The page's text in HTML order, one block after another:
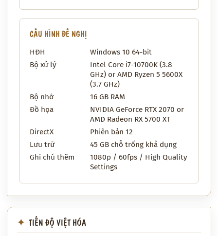
CẤU HÌNH ĐỀ NGHỊ
HĐH
Windows 10 64-bit
Bộ xử lý
Intel Core i7-10700K (3.8
GHz) or AMD Ryzen 5 5600X
(3.7 GHz)
Bộ nhớ
16 GB RAM
Đồ họa
NVIDIA GeForce RTX 2070 or
AMD Radeon RX 5700 XT
DirectX
Phiên bản 12
Lưu trữ
45 GB chỗ trống khả dụng
Ghi chú thêm
1080p / 60fps / High Quality
Settings
TIẾN ĐỘ VIỆT HÓA